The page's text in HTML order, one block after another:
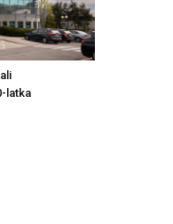
latka